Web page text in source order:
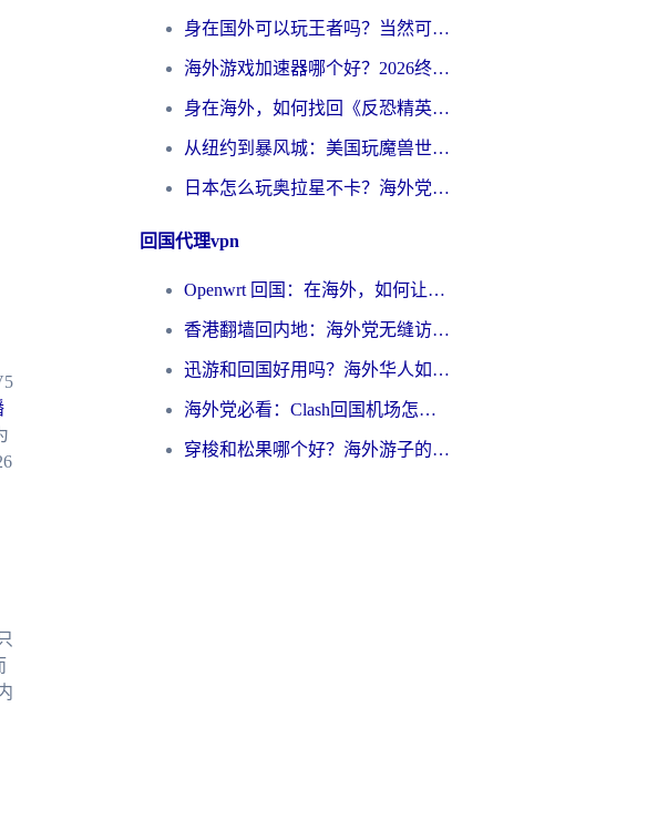
身在国外可以玩王者吗？当然可以，但你需要这份“加速”指南
海外游戏加速器哪个好？2026终极指南帮你畅玩国服+解决卡顿难题
身在海外，如何找回《反恐精英：全球攻势》国服的丝滑手感？一份给你的终极指南
从纽约到暴风城：美国玩魔兽世界，如何找到你的最佳网络航线
日本怎么玩奥拉星不卡？海外党国服游戏加速器选择全攻略
回国代理vpn
Openwrt 回国：在海外，如何让家的网络触手可及
香港翻墙回内地：海外党无缝访问国内资源的加速器选择全攻略
迅游和回国好用吗？海外华人如何选择靠谱的回国加速器
海外党必看：Clash回国机场怎么选？一篇搞定无缝访问国内资源的全攻略
穿梭和松果哪个好？海外游子的数字归乡路，到底该怎么选